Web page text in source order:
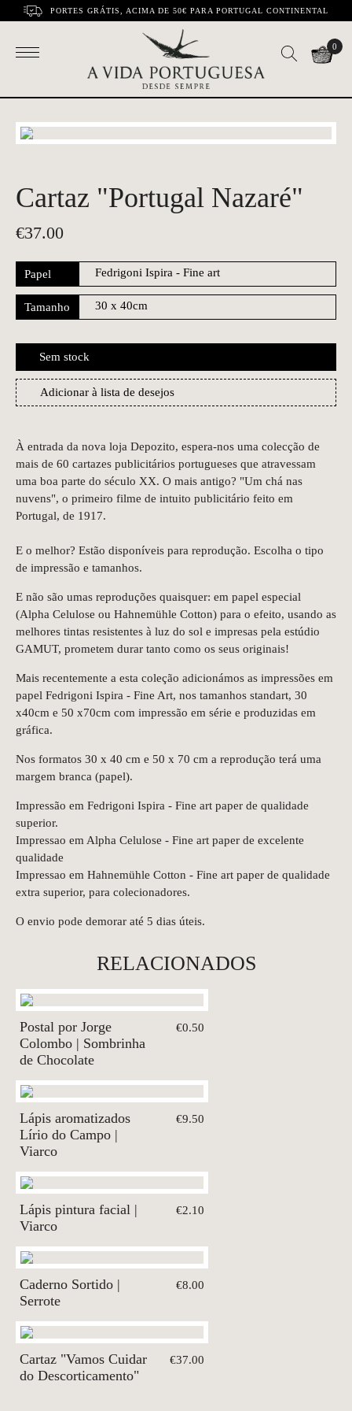
PORTES GRÁTIS, ACIMA DE 50€ PARA PORTUGAL CONTINENTAL
0
Cartaz "Portugal Nazaré"
€37.00
Papel
Tamanho
Sem stock
Adicionar à lista de desejos
À entrada da nova loja Depozito, espera-nos uma colecção de
mais de 60 cartazes publicitários portugueses que atravessam
uma boa parte do século XX. O mais antigo? "Um chá nas
nuvens", o primeiro filme de intuito publicitário feito em
Portugal, de 1917.
E o melhor? Estão disponíveis para reprodução. Escolha o tipo
de impressão e tamanhos.
E não são umas reproduções quaisquer: em papel especial
(Alpha Celulose ou Hahnemühle Cotton) para o efeito, usando as
melhores tintas resistentes à luz do sol e impresas pela estúdio
GAMUT, prometem durar tanto como os seus originais!
Mais recentemente a esta coleção adicionámos as impressões em
papel Fedrigoni Ispira - Fine Art, nos tamanhos standart, 30
x40cm e 50 x70cm com impressão em série e produzidas em
gráfica.
Nos formatos 30 x 40 cm e 50 x 70 cm a reprodução terá uma
margem branca (papel).
Impressão em Fedrigoni Ispira - Fine art paper de qualidade
superior.
Impressao em Alpha Celulose - Fine art paper de excelente
qualidade
Impressao em Hahnemühle Cotton - Fine art paper de qualidade
extra superior, para colecionadores.
O envio pode demorar até 5 dias úteis.
RELACIONADOS
Postal por Jorge
Colombo | Sombrinha
de Chocolate
€0.50
Lápis aromatizados
Lírio do Campo |
Viarco
€9.50
Lápis pintura facial |
Viarco
€2.10
Caderno Sortido |
Serrote
€8.00
Cartaz "Vamos Cuidar
do Descorticamento"
€37.00